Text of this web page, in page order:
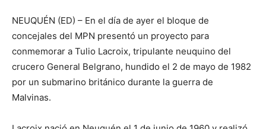
NEUQUÉN (ED) – En el día de ayer el bloque de
concejales del MPN presentó un proyecto para
conmemorar a Tulio Lacroix, tripulante neuquino del
crucero General Belgrano, hundido el 2 de mayo de 1982
por un submarino británico durante la guerra de
Malvinas.